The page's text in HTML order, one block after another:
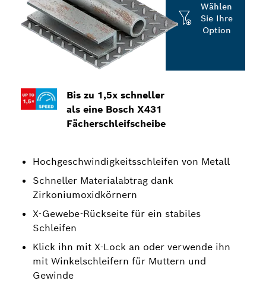
Bis zu 1,5x schneller
als eine Bosch X431
Fächerschleifscheibe
Hochgeschwindigkeitsschleifen von Metall
Schneller Materialabtrag dank
Zirkoniumoxidkörnern
X-Gewebe-Rückseite für ein stabiles
Schleifen
Klick ihn mit X-Lock an oder verwende ihn
mit Winkelschleifern für Muttern und
Gewinde
Wählen
Sie Ihre
Option